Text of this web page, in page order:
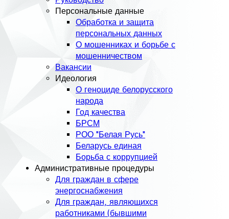
Персональные данные
Обработка и защита
персональных данных
О мошенниках и борьбе с
мошенничеством
Вакансии
Идеология
О геноциде белорусского
народа
Год качества
БРСМ
РОО "Белая Русь"
Беларусь единая
Борьба с коррупцией
Административные процедуры
Для граждан в сфере
энергоснабжения
Для граждан, являющихся
работниками (бывшими